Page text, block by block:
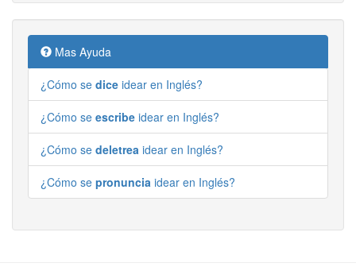
Mas Ayuda
¿Cómo se dice idear en Inglés?
¿Cómo se escribe idear en Inglés?
¿Cómo se deletrea idear en Inglés?
¿Cómo se pronuncia idear en Inglés?